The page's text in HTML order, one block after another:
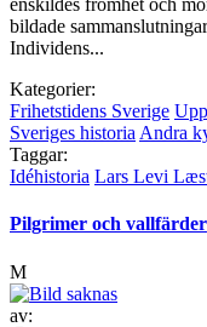
enskildes fromhet och
bildade
Individens...
Kategorier:
Frihetstidens Sverige
Sveriges historia Andra
Taggar:
Idéhistoria Lars Levi
Pilgrimer och vallfärder
M
av: